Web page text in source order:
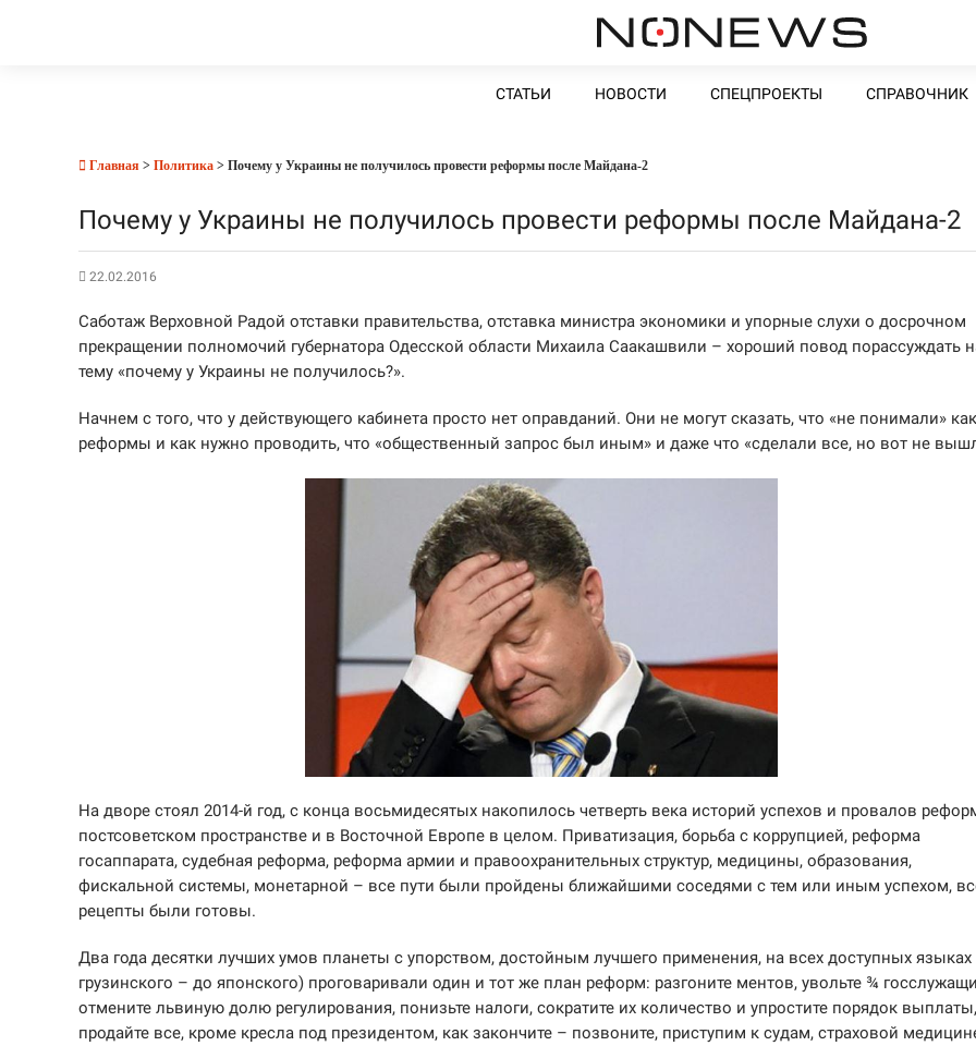
СТАТЬИ НОВОСТИ СПЕЦПРОЕКТЫ СПРАВОЧНИК
Главная > Политика > Почему у Украины не получилось провести реформы после Майдана-2
Почему у Украины не получилось провести реформы после Майдана-2
22.02.2016
Саботаж Верховной Радой отставки правительства, отставка министра экономики и упорные слухи о досрочном
прекращении полномочий губернатора Одесской области Михаила Саакашвили – хороший повод порассуждать
тему «почему у Украины не получилось?».
Начнем с того, что у действующего кабинета просто нет оправданий. Они не могут сказать, что «не понимали»
реформы и как нужно проводить, что «общественный запрос был иным» и даже что «сделали все, но вот не
На дворе стоял 2014-й год, с конца восьмидесятых накопилось четверть века историй успехов и провалов
постсоветском пространстве и в Восточной Европе в целом. Приватизация, борьба с коррупцией, реформа
госаппарата, судебная реформа, реформа армии и правоохранительных структур, медицины, образования,
фискальной системы, монетарной – все пути были пройдены ближайшими соседями с тем или иным успехом,
рецепты были готовы.
Два года десятки лучших умов планеты с упорством, достойным лучшего применения, на всех доступных языках
грузинского – до японского) проговаривали один и тот же план реформ: разгоните ментов, увольте ¾
отмените львиную долю регулирования, понизьте налоги, сократите их количество и упростите порядок выплаты,
продайте все, кроме кресла под президентом, как закончите – позвоните, приступим к судам, страховой